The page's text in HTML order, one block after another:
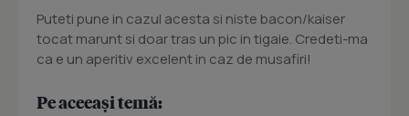
Puteti pune in cazul acesta si niste bacon/kaiser
tocat marunt si doar tras un pic in tigaie. Credeti-ma
ca e un aperitiv excelent in caz de musafiri!
Pe aceeași temă: